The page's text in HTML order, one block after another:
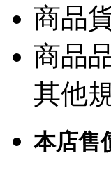
商品
商品
其他
本店售